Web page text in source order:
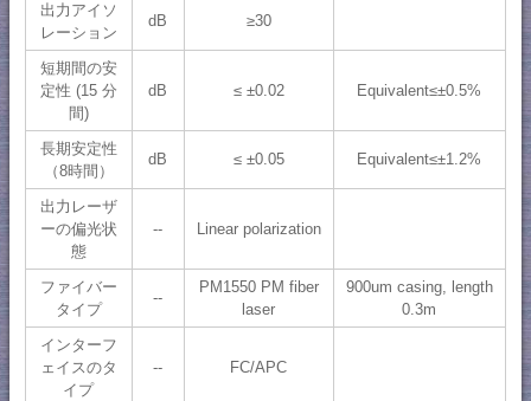
出力アイソ
レーション
dB ≥30
短期間の安
定性 (15 分
間)
dB ≤ ±0.02 Equivalent≤±0.5%
長期安定性
（8時間）
dB ≤ ±0.05 Equivalent≤±1.2%
出力レーザ
ーの偏光状
態
-- Linear polarization
ファイバー
タイプ
--
PM1550 PM fiber
laser
900um casing, length
0.3m
インターフ
ェイスのタ
イプ
-- FC/APC